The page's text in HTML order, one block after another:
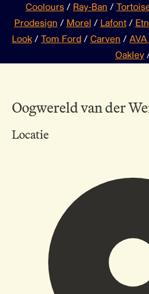
Coolours / Ray-Ban /
Prodesign / Morel / Lafont/
Look / Tom Ford / Carven /
Oakley
Oogwereld van der
Locatie